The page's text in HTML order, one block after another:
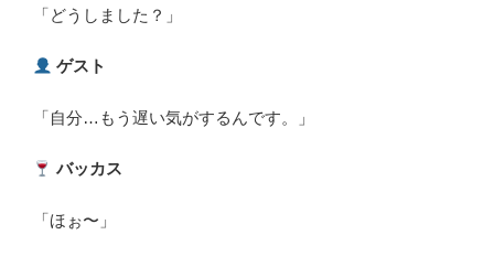
「どうしました？」
ゲスト
「自分…もう遅い気がするんです。」
バッカス
「ほぉ〜」